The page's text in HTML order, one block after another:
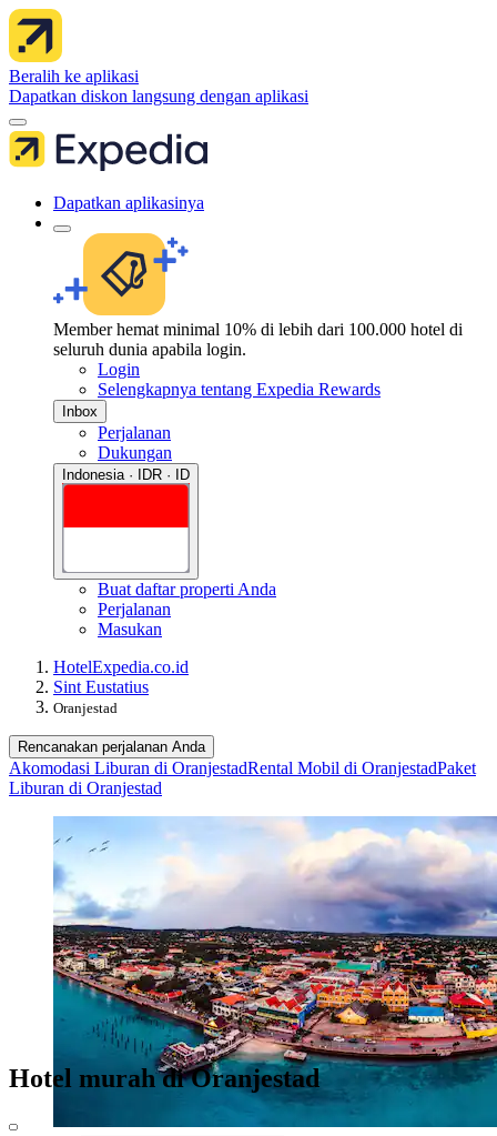
Beralih ke aplikasi
Dapatkan diskon langsung dengan aplikasi
Dapatkan aplikasinya
Member hemat minimal 10% di lebih dari 100.000 hotel di
seluruh dunia apabila login.
Login
Selengkapnya tentang Expedia Rewards
Inbox
Perjalanan
Dukungan
Indonesia · IDR · ID
Buat daftar properti Anda
Perjalanan
Masukan
HotelExpedia.co.id
Sint Eustatius
Oranjestad
Rencanakan perjalanan Anda
Akomodasi Liburan di OranjestadRental Mobil di OranjestadPaket
Liburan di Oranjestad
Hotel murah di Oranjestad